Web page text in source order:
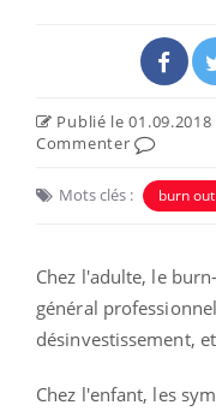
Publié le 01.09.2018
Commenter
Mots clés : burn out
Chez l'adulte, le
général
désinvestissement,
Chez l'enfant, les